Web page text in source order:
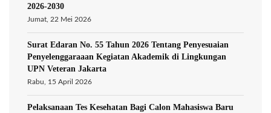
2026-2030
Jumat, 22 Mei 2026
Surat Edaran No. 55 Tahun 2026 Tentang Penyesuaian
Penyelenggaraaan Kegiatan Akademik di Lingkungan
UPN Veteran Jakarta
Rabu, 15 April 2026
Pelaksanaan Tes Kesehatan Bagi Calon Mahasiswa Baru